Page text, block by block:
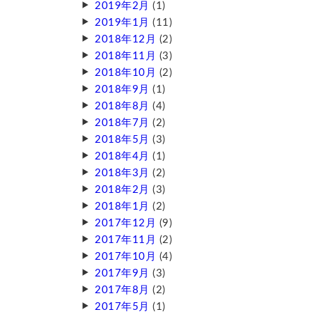
2019年2月 (1)
2019年1月 (11)
2018年12月 (2)
2018年11月 (3)
2018年10月 (2)
2018年9月 (1)
2018年8月 (4)
2018年7月 (2)
2018年5月 (3)
2018年4月 (1)
2018年3月 (2)
2018年2月 (3)
2018年1月 (2)
2017年12月 (9)
2017年11月 (2)
2017年10月 (4)
2017年9月 (3)
2017年8月 (2)
2017年5月 (1)